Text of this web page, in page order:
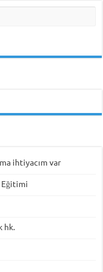
ihtiyacım var
Eğitimi
hk.